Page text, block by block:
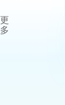
更
多